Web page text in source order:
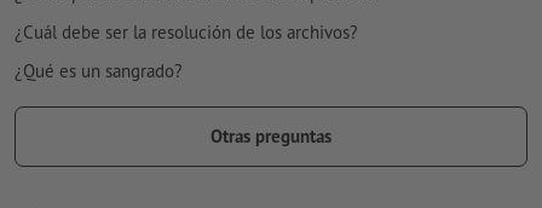
¿Cuál debe ser la resolución de los archivos?
¿Qué es un sangrado?
Otras preguntas